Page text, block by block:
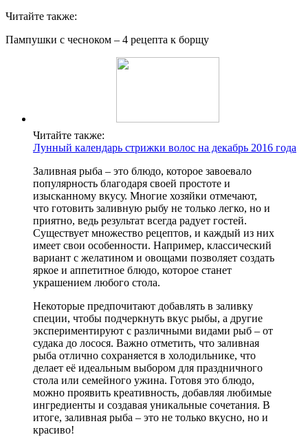
Читайте также:
Пампушки с чесноком – 4 рецепта к борщу
Читайте также:
Лунный календарь стрижки волос на декабрь 2016 года
Заливная рыба – это блюдо, которое завоевало
популярность благодаря своей простоте и
изысканному вкусу. Многие хозяйки отмечают,
что готовить заливную рыбу не только легко, но и
приятно, ведь результат всегда радует гостей.
Существует множество рецептов, и каждый из них
имеет свои особенности. Например, классический
вариант с желатином и овощами позволяет создать
яркое и аппетитное блюдо, которое станет
украшением любого стола.
Некоторые предпочитают добавлять в заливку
специи, чтобы подчеркнуть вкус рыбы, а другие
экспериментируют с различными видами рыб – от
судака до лосося. Важно отметить, что заливная
рыба отлично сохраняется в холодильнике, что
делает её идеальным выбором для праздничного
стола или семейного ужина. Готовя это блюдо,
можно проявить креативность, добавляя любимые
ингредиенты и создавая уникальные сочетания. В
итоге, заливная рыба – это не только вкусно, но и
красиво!